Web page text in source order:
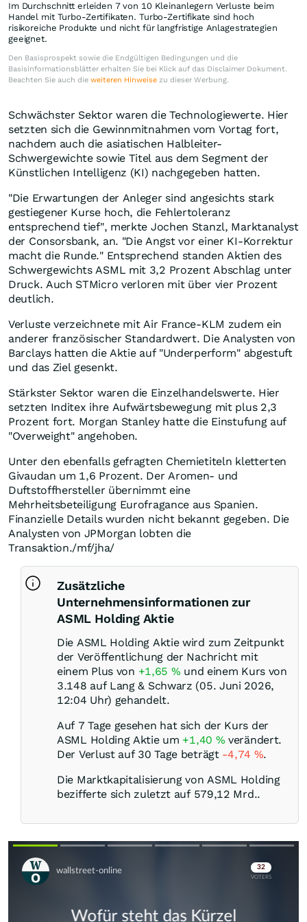
Im Durchschnitt erleiden 7 von 10 Kleinanlegern Verluste beim
Handel mit Turbo-Zertifikaten. Turbo-Zertifikate sind hoch
risikoreiche Produkte und nicht für langfristige Anlagestrategien
geeignet.
Den Basisprospekt sowie die Endgültigen Bedingungen und die
Basisinformationsblätter erhalten Sie bei Klick auf das Disclaimer Dokument.
Beachten Sie auch die weiteren Hinweise zu dieser Werbung.
Schwächster Sektor waren die Technologiewerte. Hier
setzten sich die Gewinnmitnahmen vom Vortag fort,
nachdem auch die asiatischen Halbleiter-
Schwergewichte sowie Titel aus dem Segment der
Künstlichen Intelligenz (KI) nachgegeben hatten.
"Die Erwartungen der Anleger sind angesichts stark
gestiegener Kurse hoch, die Fehlertoleranz
entsprechend tief", merkte Jochen Stanzl, Marktanalyst
der Consorsbank, an. "Die Angst vor einer KI-Korrektur
macht die Runde." Entsprechend standen Aktien des
Schwergewichts ASML mit 3,2 Prozent Abschlag unter
Druck. Auch STMicro verloren mit über vier Prozent
deutlich.
Verluste verzeichnete mit Air France-KLM zudem ein
anderer französischer Standardwert. Die Analysten von
Barclays hatten die Aktie auf "Underperform" abgestuft
und das Ziel gesenkt.
Stärkster Sektor waren die Einzelhandelswerte. Hier
setzten Inditex ihre Aufwärtsbewegung mit plus 2,3
Prozent fort. Morgan Stanley hatte die Einstufung auf
"Overweight" angehoben.
Unter den ebenfalls gefragten Chemietiteln kletterten
Givaudan um 1,6 Prozent. Der Aromen- und
Duftstoffhersteller übernimmt eine
Mehrheitsbeteiligung Eurofragance aus Spanien.
Finanzielle Details wurden nicht bekannt gegeben. Die
Analysten von JPMorgan lobten die
Transaktion./mf/jha/
Zusätzliche
Unternehmensinformationen zur
ASML Holding Aktie
Die ASML Holding Aktie wird zum Zeitpunkt
der Veröffentlichung der Nachricht mit
einem Plus von +1,65 % und einem Kurs von
3.148 auf Lang & Schwarz (05. Juni 2026,
12:04 Uhr) gehandelt.
Auf 7 Tage gesehen hat sich der Kurs der
ASML Holding Aktie um +1,40 % verändert.
Der Verlust auf 30 Tage beträgt -4,74 %.
Die Marktkapitalisierung von ASML Holding
bezifferte sich zuletzt auf 579,12 Mrd..
Skip